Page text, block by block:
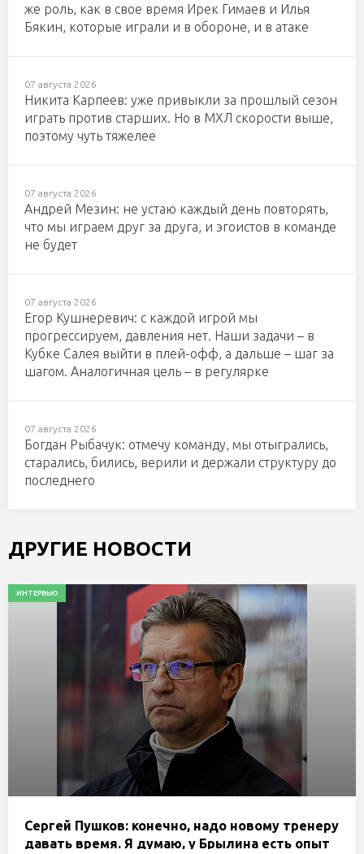
же роль, как в свое время Ирек Гимаев и Илья
Бякин, которые играли и в обороне, и в атаке
07 августа 2026
Никита Карпеев: уже привыкли за прошлый сезон
играть против старших. Но в МХЛ скорости выше,
поэтому чуть тяжелее
07 августа 2026
Андрей Мезин: не устаю каждый день повторять,
что мы играем друг за друга, и эгоистов в команде
не будет
07 августа 2026
Егор Кушнеревич: с каждой игрой мы
прогрессируем, давления нет. Наши задачи – в
Кубке Салея выйти в плей-офф, а дальше – шаг за
шагом. Аналогичная цель – в регулярке
07 августа 2026
Богдан Рыбачук: отмечу команду, мы отыгрались,
старались, бились, верили и держали структуру до
последнего
ДРУГИЕ НОВОСТИ
ИНТЕРВЬЮ
Сергей Пушков: конечно, надо новому тренеру
давать время. Я думаю, у Брылина есть опыт